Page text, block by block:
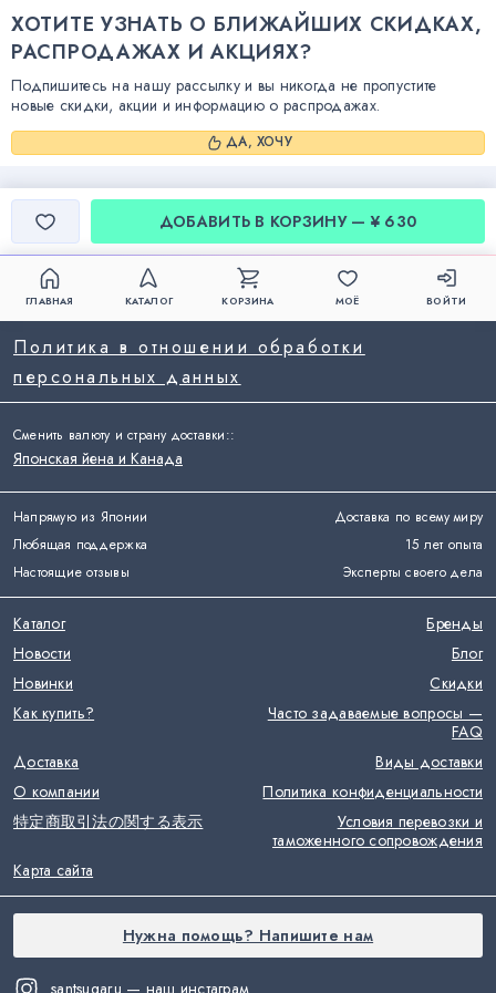
ХОТИТЕ УЗНАТЬ О БЛИЖАЙШИХ СКИДКАХ,
РАСПРОДАЖАХ И АКЦИЯХ?
Подпишитесь на нашу рассылку и вы никогда не пропустите
новые скидки, акции и информацию о распродажах.
ДА, ХОЧУ
ДОБАВИТЬ В КОРЗИНУ — ¥ 630
ГЛАВНАЯ КАТАЛОГ КОРЗИНА МОЁ ВОЙТИ
Напрямую из Японии
Доставка по всему миру
Любящая поддержка
15 лет опыта
Настоящие отзывы
Эксперты своего дела
santsugaru — наш инстаграм
Политика в отношении обработки
персональных данных
Каталог
Бренды
Новости
Блог
Новинки
Скидки
Как купить?
Часто задаваемые вопросы —
FAQ
Доставка
Виды доставки
О компании
Политика конфиденциальности
特定商取引法の関する表示
Условия перевозки и
таможенного сопровождения
Карта сайта
Сменить валюту и страну доставки::
Японская йена и Канада
Нужна помощь? Напишите нам